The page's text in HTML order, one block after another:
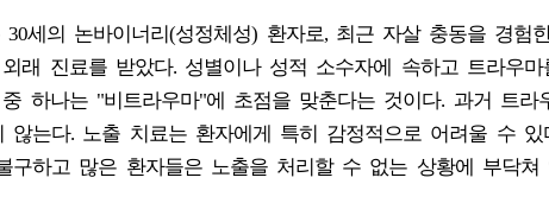
30세의 논바이너리(성정체성) 환자로, 최근 자살 충동을 경
래 진료를 받았다. 성별이나 성적 소수자에 속하고 트라우
하나는 "비트라우마"에 초점을 맞춘다는 것이다. 과거 트
않는다. 노출 치료는 환자에게 특히 감정적으로 어려울 수
구하고 많은 환자들은 노출을 처리할 수 없는 상황에 부닥쳐